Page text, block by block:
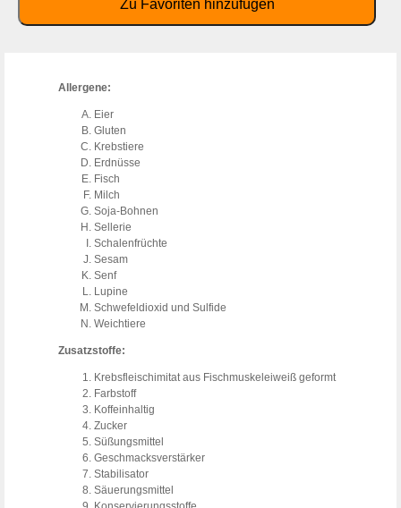
Allergene:
Eier
Gluten
Krebstiere
Erdnüsse
Fisch
Milch
Soja-Bohnen
Sellerie
Schalenfrüchte
Sesam
Senf
Lupine
Schwefeldioxid und Sulfide
Weichtiere
Zusatzstoffe:
Krebsfleischimitat aus Fischmuskeleiweiß geformt
Farbstoff
Koffeinhaltig
Zucker
Süßungsmittel
Geschmacksverstärker
Stabilisator
Säuerungsmittel